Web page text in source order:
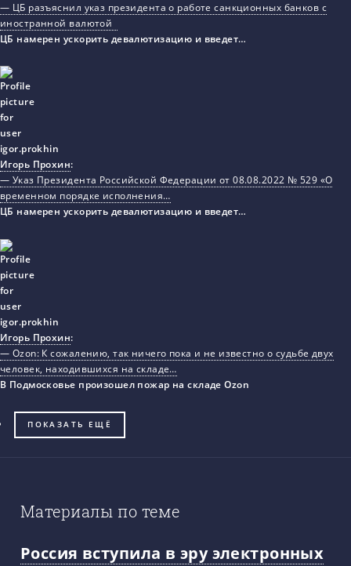
— ЦБ разъяснил указ президента о работе санкционных банков с
иностранной валютой
ЦБ намерен ускорить девалютизацию и введет…
Игорь Прохин:
— Указ Президента Российской Федерации от 08.08.2022 № 529 «О
временном порядке исполнения…
ЦБ намерен ускорить девалютизацию и введет…
Игорь Прохин:
— Ozon: К сожалению, так ничего пока и не известно о судьбе двух
человек, находившихся на складе…
В Подмосковье произошел пожар на складе Ozon
ПОКАЗАТЬ ЕЩЁ
Материалы по теме
Россия вступила в эру электронных